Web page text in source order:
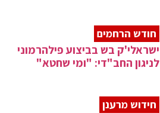
חודש הרחמים
ישראלי'ק בש בביצוע פילהרמוני
לניגון החב"די: "ומי שחטא"
חידוש מרענן